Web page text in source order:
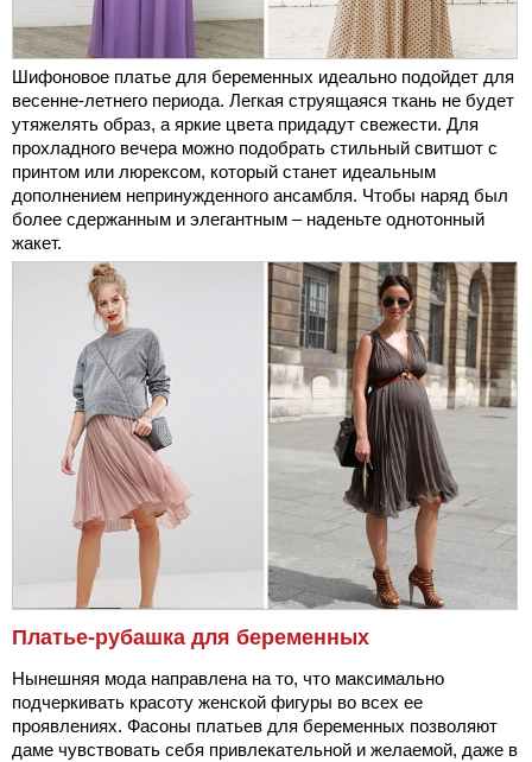
Шифоновое платье для беременных идеально подойдет для
весенне-летнего периода. Легкая струящаяся ткань не будет
утяжелять образ, а яркие цвета придадут свежести. Для
прохладного вечера можно подобрать стильный свитшот с
принтом или люрексом, который станет идеальным
дополнением непринужденного ансамбля. Чтобы наряд был
более сдержанным и элегантным – наденьте однотонный
жакет.
Платье-рубашка для беременных
Нынешняя мода направлена на то, что максимально
подчеркивать красоту женской фигуры во всех ее
проявлениях. Фасоны платьев для беременных позволяют
даме чувствовать себя привлекательной и желаемой, даже в